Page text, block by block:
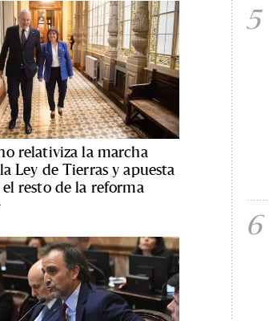
relativiza la marcha
Ley de Tierras y apuesta
resto de la reforma
5
6